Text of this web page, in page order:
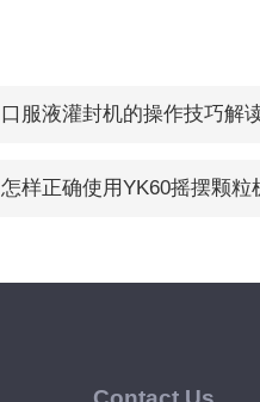
口服液灌封机的操作技巧解
怎样正确使用YK60摇摆颗粒